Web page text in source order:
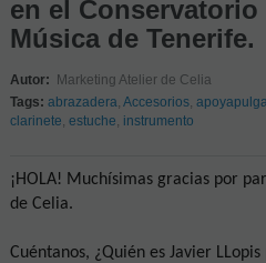
en el
Música de Tenerife.
Autor: Marketing Atelier de Celia
Tags: abrazadera Accesorios,
clarinete estuche instrumento
¡HOLA! Muchísimas gracias por
de Celia.
Cuéntanos, ¿Quién es Javier